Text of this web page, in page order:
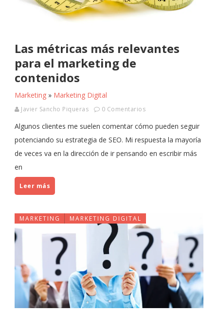
Las métricas más relevantes
para el marketing de
contenidos
Marketing » Marketing Digital
Javier Sancho Piqueras 0 Comentarios
Algunos clientes me suelen comentar cómo pueden seguir
potenciando su estrategia de SEO. Mi respuesta la mayoría
de veces va en la dirección de ir pensando en escribir más
en
Leer más
MARKETING MARKETING DIGITAL